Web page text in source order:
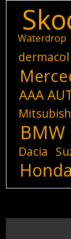
Waterdrop
dermacol
AAA
BMW
Dacia
Honda